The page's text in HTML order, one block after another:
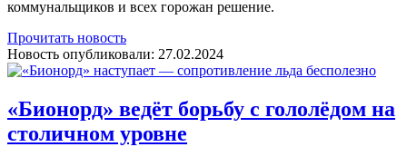
коммунальщиков и всех горожан решение.
Прочитать новость
Новость опубликовали: 27.02.2024
«Бионорд» ведёт борьбу с гололёдом на
столичном уровне